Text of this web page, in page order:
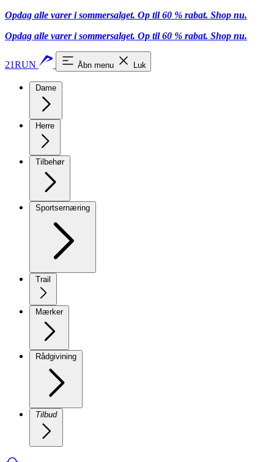
Opdag alle varer i sommersalget. Op til 60 % rabat. Shop nu.
Opdag alle varer i sommersalget. Op til 60 % rabat. Shop nu.
21RUN Åbn menu Luk
Dame
Herre
Tilbehør
Sportsernæring
Trail
Mærker
Rådgivining
Tilbud